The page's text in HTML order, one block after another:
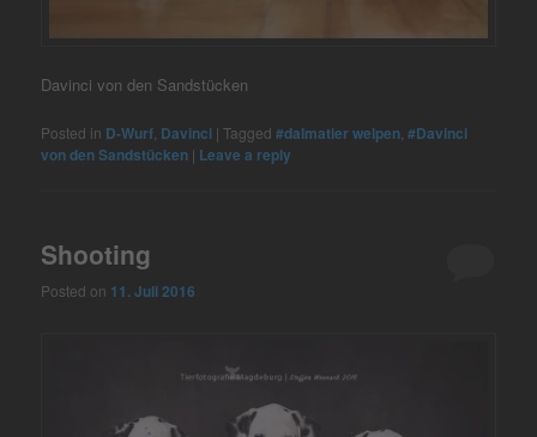
Davinci von den Sandstücken
Posted in D-Wurf Davinci |Tagged #dalmatier welpen ,#Davinci
von den Sandstücken | Leave a reply
Shooting
Posted on 11. Juli 2016